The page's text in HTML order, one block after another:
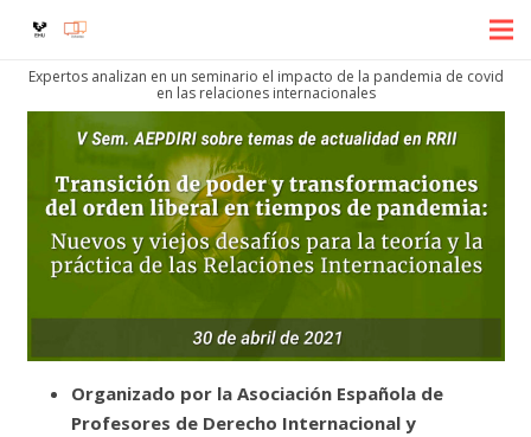
Expertos analizan en un seminario el impacto de la pandemia de covid
en las relaciones internacionales
Organizado por la Asociación Española de
Profesores de Derecho Internacional y